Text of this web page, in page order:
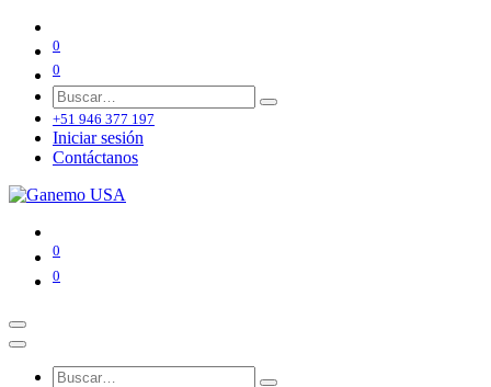
0
0
+51 946 377 197
Iniciar sesión
Contáctanos
0
0